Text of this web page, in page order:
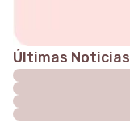
Últimas Noticias